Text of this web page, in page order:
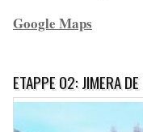
Google Maps
ETAPPE 02: JIMERA